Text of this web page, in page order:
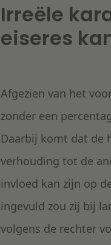
Irreële
eiseres
Afgezien van het
zonder een
Daarbij komt dat de
verhouding tot de
invloed kan zijn op
ingevuld zou zij bij
volgens de rechter